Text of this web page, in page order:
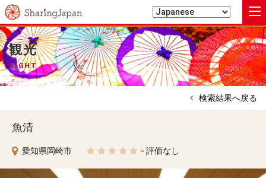
シェアリングジャパン
観光
SIGHT
検索結果へ戻る
魚清
愛知県岡崎市 - 評価なし